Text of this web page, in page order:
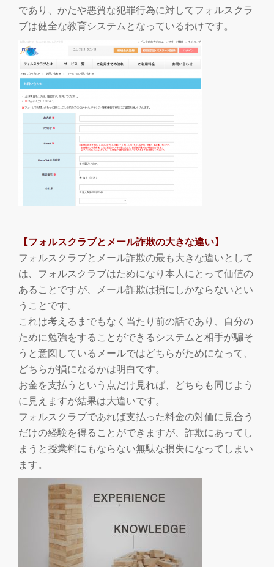
であり、かたや悪質な犯罪行為に対してフォルスクラ
ブは健全な教育システムとなっているわけです。
【フォルスクラブとメール詐欺の大きな違い】
フォルスクラブとメール詐欺の最も大きな違いとして
は、フォルスクラブはためになり本人にとって価値の
あることですが、メール詐欺は損にしかならないとい
うことです。
これは考えるまでもなく当たり前の話であり、自分の
ために勉強をすることができるシステムと相手が騙そ
うと意図しているメールではどちらがためになって、
どちらが損になるかは明白です。
お金を支払うという点だけ見れば、どちらも同じよう
に見えますが結果は大違いです。
フォルスクラブであれば支払った料金の対価に見合う
だけの経験を得ることができますが、詐欺にあってし
まうと授業料にもならない無駄な損失になってしまい
ます。